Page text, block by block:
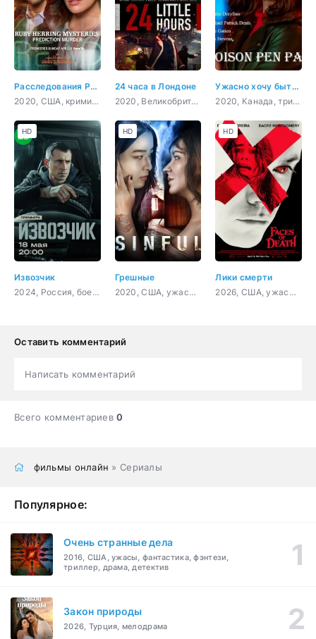
Расследования Руби Херринг: Предсказание убийства
2020, США, криминал, детектив
24 часа в Лондоне
2020, Великобритания, боевик, триллер, драма, криминал
Ужасно хочу быть тобой
2020, Канада, триллер
Извозчик
2024, Россия, боевик, детектив, криминал
HD
Грешные
2020, США, ужасы, триллер
HD
Лики смерти
2026, США, ужасы, триллер, детектив, криминал
HD
Оставить комментарий
Написать комментарий
Всего комментариев0
фильмы онлайн » Сериалы
Популярное:
Очень странные дела
2016, США, ужасы, фантастика, фэнтези,
триллер, драма, детектив
Закон природы
2026, Турция, мелодрама